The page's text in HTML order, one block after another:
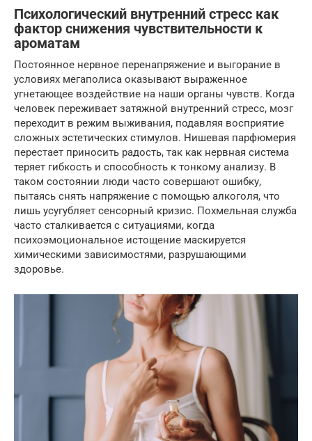
Психологический внутренний стресс как
фактор снижения чувствительности к
ароматам
Постоянное нервное перенапряжение и выгорание в
условиях мегаполиса оказывают выраженное
угнетающее воздействие на наши органы чувств. Когда
человек переживает затяжной внутренний стресс, мозг
переходит в режим выживания, подавляя восприятие
сложных эстетических стимулов. Нишевая парфюмерия
перестает приносить радость, так как нервная система
теряет гибкость и способность к тонкому анализу. В
таком состоянии люди часто совершают ошибку,
пытаясь снять напряжение с помощью алкоголя, что
лишь усугубляет сенсорный кризис. Похмельная служба
часто сталкивается с ситуациями, когда
психоэмоциональное истощение маскируется
химическими зависимостями, разрушающими
здоровье.